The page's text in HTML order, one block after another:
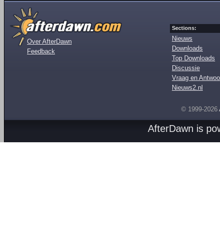
Over AfterDawn
Feedback
Sections:
Nieuws
Downloads
Top Downloads
Discussie
Vraag en
Nieuws2.nl
© 1999-2026
AfterDawn is